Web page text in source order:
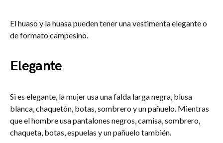
El huaso y la huasa pueden tener una vestimenta elegante o
de formato campesino.
Elegante
Si es elegante, la mujer usa una falda larga negra, blusa
blanca, chaquetón, botas, sombrero y un pañuelo. Mientras
que el hombre usa pantalones negros, camisa, sombrero,
chaqueta, botas, espuelas y un pañuelo también.